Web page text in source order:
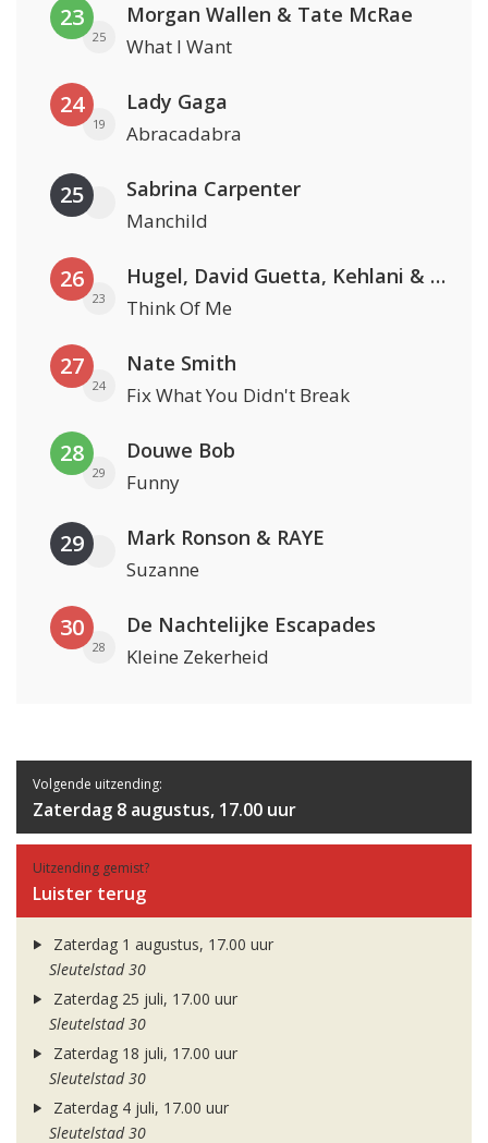
23
25
Morgan Wallen & Tate McRae
What I Want
24
19
Lady Gaga
Abracadabra
25 Sabrina Carpenter
Manchild
26
23
Hugel, David Guetta, Kehlani & Daecolm
Think Of Me
27
24
Nate Smith
Fix What You Didn't Break
28
29
Douwe Bob
Funny
29 Mark Ronson & RAYE
Suzanne
30
28
De Nachtelijke Escapades
Kleine Zekerheid
Volgende uitzending:
Zaterdag 8 augustus, 17.00 uur
Uitzending gemist?
Luister terug
Zaterdag 1 augustus, 17.00 uur
Sleutelstad 30
Zaterdag 25 juli, 17.00 uur
Sleutelstad 30
Zaterdag 18 juli, 17.00 uur
Sleutelstad 30
Zaterdag 4 juli, 17.00 uur
Sleutelstad 30